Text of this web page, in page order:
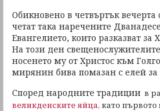
Обикновено в четвъртък вечерта
четат така наречените
Евангелието, които разказват за
На този ден
носенето му от Христос към
мирянин бива помазан с елей за
Според народните традиции в
великденските яйца, като първото